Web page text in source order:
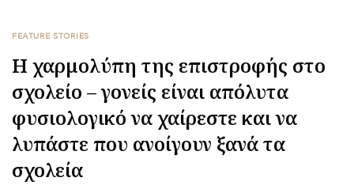
FEATURE STORIES
Η χαρμολύπη της επιστροφής στο
σχολείο – γονείς είναι απόλυτα
φυσιολογικό να χαίρεστε και να
λυπάστε που ανοίγουν ξανά τα
σχολεία